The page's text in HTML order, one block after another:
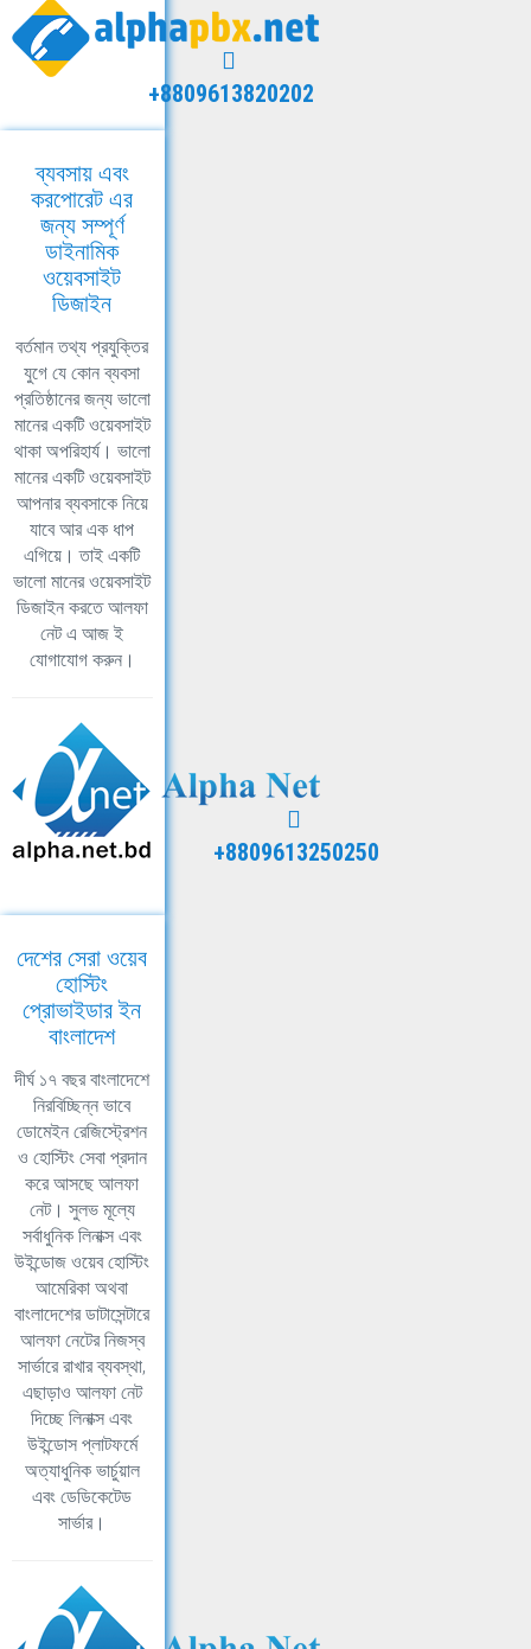
+8809613820202
ব্যবসায় এবং
করপোরেট এর
জন্য সম্পূর্ণ
ডাইনামিক
ওয়েবসাইট
ডিজাইন
বর্তমান তথ্য প্রযুক্তির
যুগে যে কোন ব্যবসা
প্রতিষ্ঠানের জন্য ভালো
মানের একটি ওয়েবসাইট
থাকা অপরিহার্য। ভালো
মানের একটি ওয়েবসাইট
আপনার ব্যবসাকে নিয়ে
যাবে আর এক ধাপ
এগিয়ে। তাই একটি
ভালো মানের ওয়েবসাইট
ডিজাইন করতে আলফা
নেট এ আজ ই
যোগাযোগ করুন।
+8809613250250
দেশের সেরা ওয়েব
হোস্টিং
প্রোভাইডার ইন
বাংলাদেশ
দীর্ঘ ১৭ বছর বাংলাদেশে
নিরবিচ্ছিন্ন ভাবে
ডোমেইন রেজিস্ট্রেশন
ও হোস্টিং সেবা প্রদান
করে আসছে আলফা
নেট। সুলভ মূল্যে
সর্বাধুনিক লিনাক্স এবং
উইন্ডোজ ওয়েব হোস্টিং
আমেরিকা অথবা
বাংলাদেশের ডাটাসেন্টারে
আলফা নেটের নিজস্ব
সার্ভারে রাখার ব্যবস্থা,
এছাড়াও আলফা নেট
দিচ্ছে লিনাক্স এবং
উইন্ডোস প্লাটফর্মে
অত্যাধুনিক ভার্চুয়াল
এবং ডেডিকেটেড
সার্ভার।